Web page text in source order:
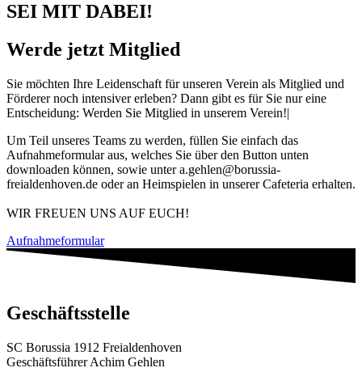
SEI MIT DABEI!
Werde jetzt Mitglied
Sie möchten Ihre Leidenschaft für unseren Verein als Mitglied und
Förderer noch intensiver erleben? Dann gibt es für Sie nur eine
Entscheidung: Werden Sie Mitglied in unserem Verein!|
Um Teil unseres Teams zu werden, füllen Sie einfach das
Aufnahmeformular aus, welches Sie über den Button unten
downloaden können, sowie unter a.gehlen@borussia-
freialdenhoven.de oder an Heimspielen in unserer Cafeteria erhalten.
WIR FREUEN UNS AUF EUCH!
Aufnahmeformular
Geschäftsstelle
SC Borussia 1912 Freialdenhoven
Geschäftsführer Achim Gehlen